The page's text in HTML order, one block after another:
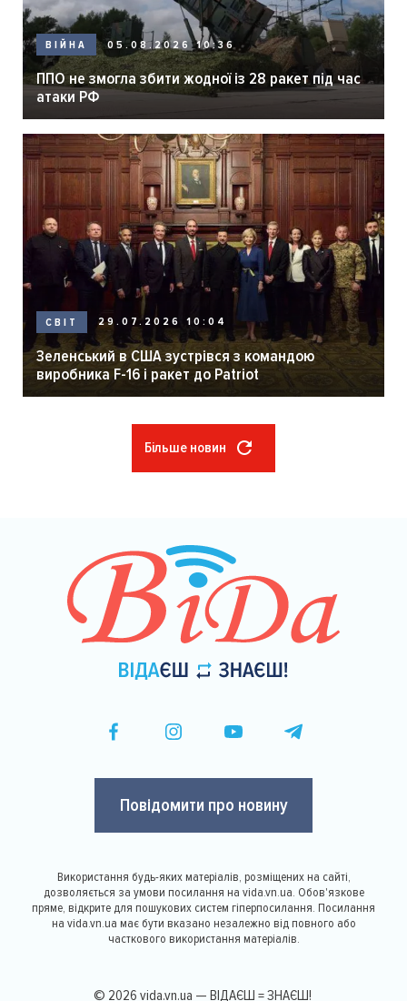
ВІЙНА 05.08.2026 10:36
ППО не змогла збити жодної із 28 ракет під час
атаки РФ
СВІТ 29.07.2026 10:04
Зеленський в США зустрівся з командою
виробника F-16 і ракет до Patriot
Більше новин
Повідомити про новину
Використання будь-яких матеріалів, розміщених на сайті,
дозволяється за умови посилання на vida.vn.ua. Обов'язкове
пряме, відкрите для пошукових систем гіперпосилання. Посилання
на vida.vn.ua має бути вказано незалежно від повного або
часткового використання матеріалів.
© 2026 vida.vn.ua — ВІДАЄШ = ЗНАЄШ!